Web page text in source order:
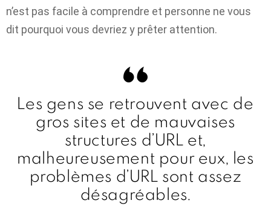
n’est pas facile à comprendre et personne ne vous
dit pourquoi vous devriez y prêter attention.
Les gens se retrouvent avec de
gros sites et de mauvaises
structures d’URL et,
malheureusement pour eux, les
problèmes d’URL sont assez
désagréables.